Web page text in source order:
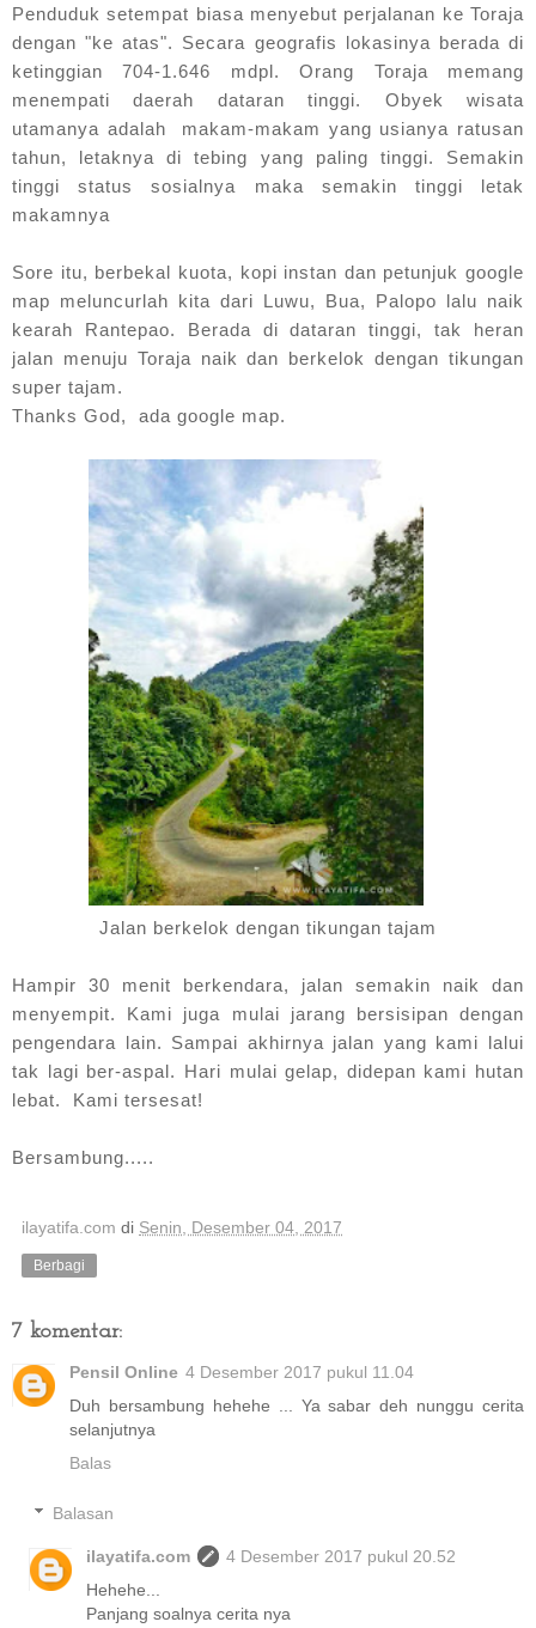
Penduduk setempat biasa menyebut perjalanan ke Toraja
dengan "ke atas". Secara geografis lokasinya berada di
ketinggian 704-1.646 mdpl. Orang Toraja memang
menempati daerah dataran tinggi. Obyek wisata
utamanya adalah makam-makam yang usianya ratusan
tahun, letaknya di tebing yang paling tinggi. Semakin
tinggi status sosialnya maka semakin tinggi letak
makamnya
Sore itu, berbekal kuota, kopi instan dan petunjuk google
map meluncurlah kita dari Luwu, Bua, Palopo lalu naik
kearah Rantepao. Berada di dataran tinggi, tak heran
jalan menuju Toraja naik dan berkelok dengan tikungan
super tajam.
Thanks God, ada google map.
Jalan berkelok dengan tikungan tajam
Hampir 30 menit berkendara, jalan semakin naik dan
menyempit. Kami juga mulai jarang bersisipan dengan
pengendara lain. Sampai akhirnya jalan yang kami lalui
tak lagi ber-aspal. Hari mulai gelap, didepan kami hutan
lebat. Kami tersesat!
Bersambung.....
ilayatifa.com di Senin, Desember 04, 2017
Berbagi
7 komentar:
Pensil Online 4 Desember 2017 pukul 11.04
Duh bersambung hehehe ... Ya sabar deh nunggu cerita
selanjutnya
Balas
Balasan
ilayatifa.com
4 Desember 2017 pukul 20.52
Hehehe...
Panjang soalnya cerita nya